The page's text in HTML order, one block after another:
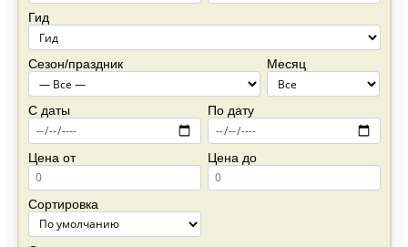
Гид
Сезон/праздник Месяц
С даты По дату
Цена от Цена до
Сортировка